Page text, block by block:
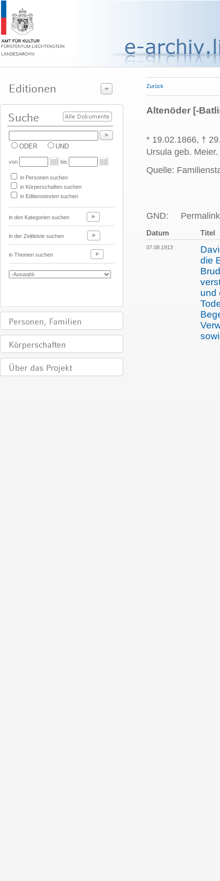
ODER UND
von bis
in Personen suchen
in Körperschaften suchen
in Editionstexten suchen
in den Kategorien suchen
in der Zeitleiste suchen
in Themen suchen
Zurück
Altenöder [-
* 19.02.1866, †
Ursula geb.
Quelle:
GND:
Datum Titel
07.08.1913
die
und